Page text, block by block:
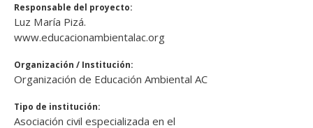
Responsable del proyecto:
Luz María Pizá.
www.educacionambientalac.org
Organización / Institución:
Organización de Educación Ambiental AC
Tipo de institución:
Asociación civil especializada en el